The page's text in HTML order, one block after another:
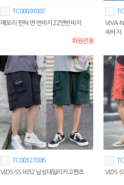
TC00091087
메모리 핀턱 면 반바지 ZZ면반바지
회원전용
VIVA-
속바지
TC00327086
VIDS-SS1652 남성데일리카고팬츠
VIDS-